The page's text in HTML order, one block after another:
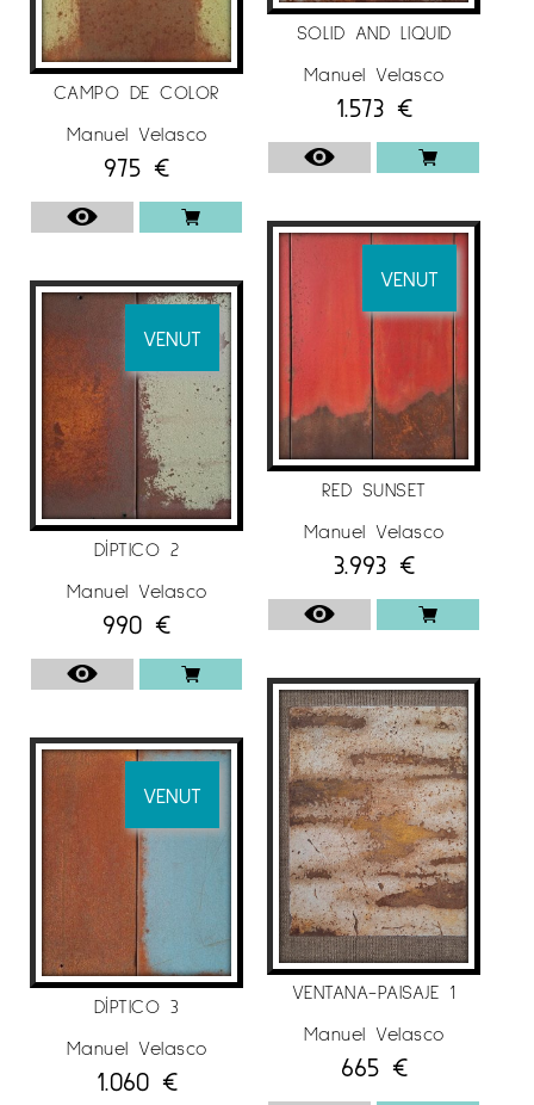
CAMPO DE COLOR
Manuel Velasco
975 €
VENUT
DÍPTICO 2
Manuel Velasco
990 €
VENUT
DÍPTICO 3
Manuel Velasco
1.060 €
SOLID AND LIQUID
Manuel Velasco
1.573 €
VENUT
RED SUNSET
Manuel Velasco
3.993 €
VENTANA-PAISAJE 1
Manuel Velasco
665 €